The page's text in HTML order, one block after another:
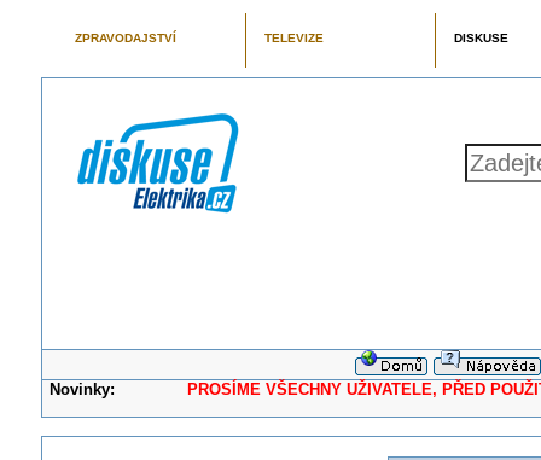
ZPRAVODAJSTVÍ TELEVIZE DISKUSE
Novinky: PROSÍME VŠECHNY UŽIVATELE, PŘED